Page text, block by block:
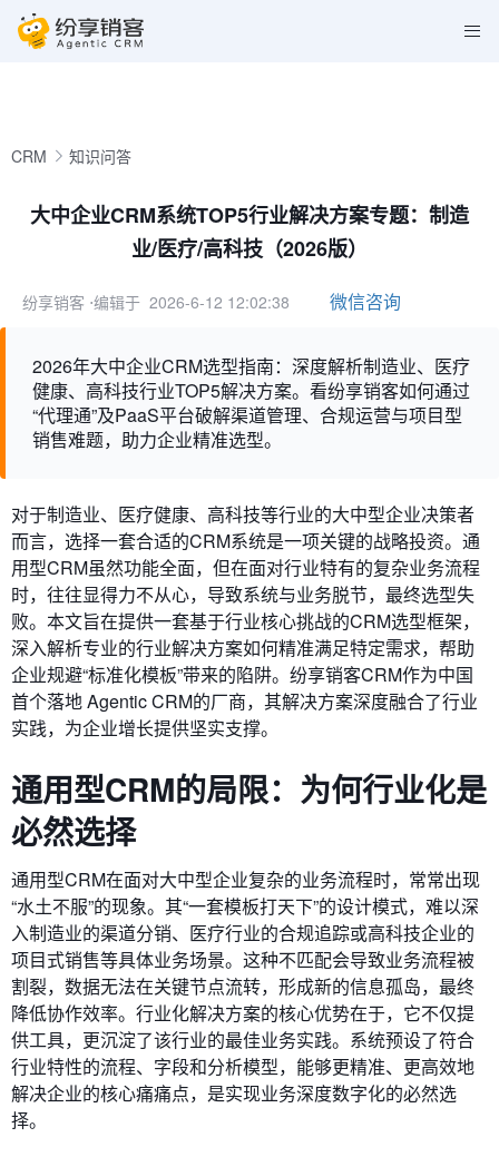
CRM 知识问答
大中企业CRM系统TOP5行业解决方案专题：制造
业/医疗/高科技（2026版）
纷享销客 ⋅编辑于 2026-6-12 12:02:38 微信咨询
2026年大中企业CRM选型指南：深度解析制造业、医疗
健康、高科技行业TOP5解决方案。看纷享销客如何通过
“代理通”及PaaS平台破解渠道管理、合规运营与项目型
销售难题，助力企业精准选型。
对于制造业、医疗健康、高科技等行业的大中型企业决策者
而言，选择一套合适的CRM系统是一项关键的战略投资。通
用型CRM虽然功能全面，但在面对行业特有的复杂业务流程
时，往往显得力不从心，导致系统与业务脱节，最终选型失
败。本文旨在提供一套基于行业核心挑战的CRM选型框架，
深入解析专业的行业解决方案如何精准满足特定需求，帮助
企业规避“标准化模板”带来的陷阱。纷享销客CRM作为中国
首个落地 Agentic CRM的厂商，其解决方案深度融合了行业
实践，为企业增长提供坚实支撑。
通用型CRM的局限：为何行业化是
必然选择
通用型CRM在面对大中型企业复杂的业务流程时，常常出现
“水土不服”的现象。其“一套模板打天下”的设计模式，难以深
入制造业的渠道分销、医疗行业的合规追踪或高科技企业的
项目式销售等具体业务场景。这种不匹配会导致业务流程被
割裂，数据无法在关键节点流转，形成新的信息孤岛，最终
降低协作效率。行业化解决方案的核心优势在于，它不仅提
供工具，更沉淀了该行业的最佳业务实践。系统预设了符合
行业特性的流程、字段和分析模型，能够更精准、更高效地
解决企业的核心痛痛点，是实现业务深度数字化的必然选
择。